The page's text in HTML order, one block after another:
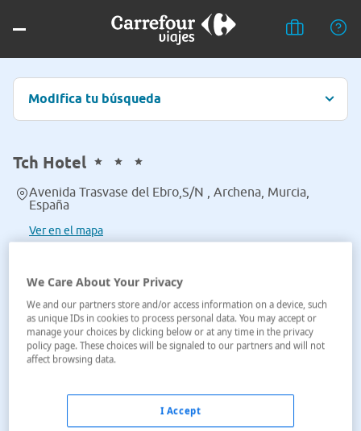
Modifica tu búsqueda
Tch Hotel
Avenida Trasvase del Ebro,S/N , Archena, Murcia,
España
Ver en el mapa
We Care About Your Privacy
We and our partners store and/or access information on a device, such
as unique IDs in cookies to process personal data. You may accept or
manage your choices by clicking below or at any time in the privacy
policy page. These choices will be signaled to our partners and will not
affect browsing data.
I Accept